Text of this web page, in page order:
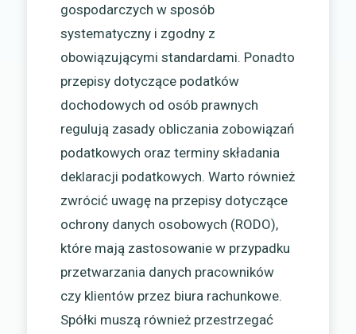
gospodarczych w sposób
systematyczny i zgodny z
obowiązującymi standardami. Ponadto
przepisy dotyczące podatków
dochodowych od osób prawnych
regulują zasady obliczania zobowiązań
podatkowych oraz terminy składania
deklaracji podatkowych. Warto również
zwrócić uwagę na przepisy dotyczące
ochrony danych osobowych (RODO),
które mają zastosowanie w przypadku
przetwarzania danych pracowników
czy klientów przez biura rachunkowe.
Spółki muszą również przestrzegać